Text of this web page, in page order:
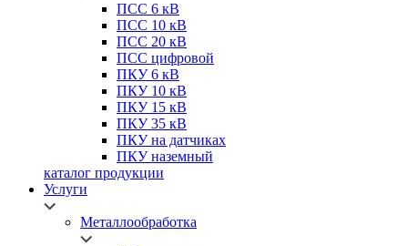
ПСС 6 кВ
ПСС 10 кВ
ПСС 20 кВ
ПСС цифровой
ПКУ6 кВ
ПКУ 10 кВ
ПКУ 15 кВ
ПКУ35 кВ
ПКУна датчиках
ПКУназемный
каталог продукции
Услуги
Металлообработка